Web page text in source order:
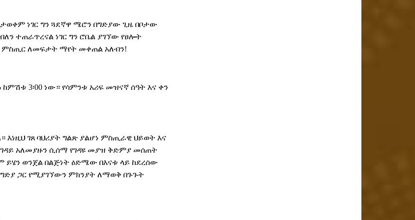
ነገር ግን ጓደኛዋ ሜሮን በግድያው ጊዜ በቦታው
ተጠራጥረናል ነገር ግን ሮቤል ያገኘው የፀሎት
ምስጢር ለመፍታት ማየት መቀጠል አለብን!
3፡00 ነው። የሳምንቱ አሪፍ መዝናኛ ሰዓት እና ቀን
። እነዚህ ገጸ ባህሪያት ግልጽ ያልሆነ ምስጢራዊ ህይወት እና
አለመያዙን ሲሰማ የገዳዩ መያዝ ቅድምያ መሰጠት
ይሄን ወንጀል በልጅነት ዕድሜው በእናቱ ላይ ከደረሰው
ጋር የሚያገኘውን ምክንያት ለማወቅ በጉጉት